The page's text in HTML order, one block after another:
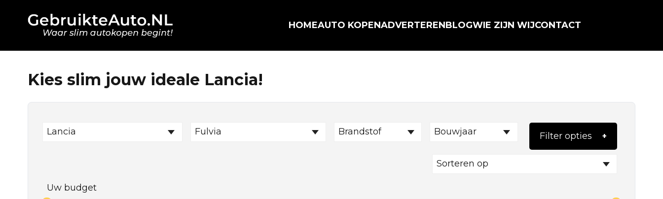
HOMEAUTO KOPENADVERTERENBLOGWIE ZIJN WIJCONTACT
Kies slim jouw ideale Lancia!
Lancia Fulvia Brandstof Bouwjaar Filter opties
Sorteren op
Uw budget